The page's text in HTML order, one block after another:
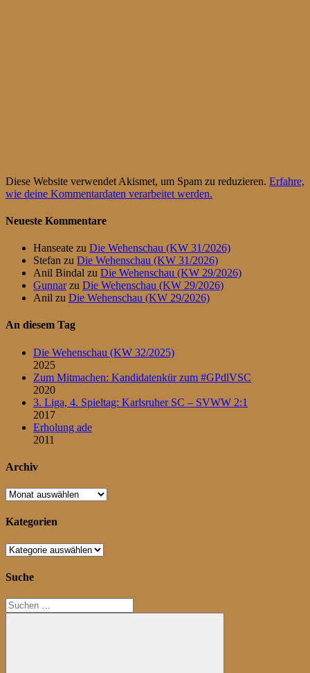
Diese Website verwendet Akismet, um Spam zu reduzieren. Erfahre,
wie deine Kommentardaten verarbeitet werden.
Neueste Kommentare
Hanseate zu Die Wehenschau (KW 31/2026)
Stefan zu Die Wehenschau (KW 31/2026)
Anil Bindal zu Die Wehenschau (KW 29/2026)
Gunnarzu Die Wehenschau (KW 29/2026)
Anil zu Die Wehenschau (KW 29/2026)
An diesem Tag
Die Wehenschau (KW 32/2025)
2025
Zum Mitmachen: Kandidatenkür zum #GPdlVSC
2020
3. Liga, 4. Spieltag: Karlsruher SC – SVWW 2:1
2017
Erholung ade
2011
Archiv
Archiv
Kategorien
Kategorien
Suche
Suchen
nach: